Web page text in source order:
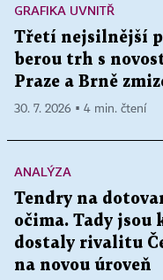
GRAFIKA UVNITŘ
Třetí nejsilnější
berou trh s
Praze a Brně
30. 7. 2026 ▪ 4 min. čtení
ANALÝZA
Tendry na
očima. Tady jsou
dostaly rivalitu
na novou úroveň